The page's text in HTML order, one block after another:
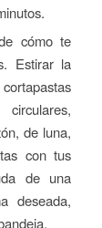
cómo te
Estirar la
de luna,
con tus
de una
deseada,